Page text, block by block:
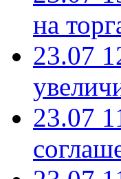
на
23.07
23.07